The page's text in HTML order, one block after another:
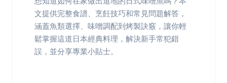
文提供完整食譜、烹飪技巧和常見問題解答，
涵蓋魚類選擇、味噌調配到烤製訣竅，讓你輕
鬆掌握這道日本經典料理，解決新手常犯錯
誤，並分享專業小貼士。